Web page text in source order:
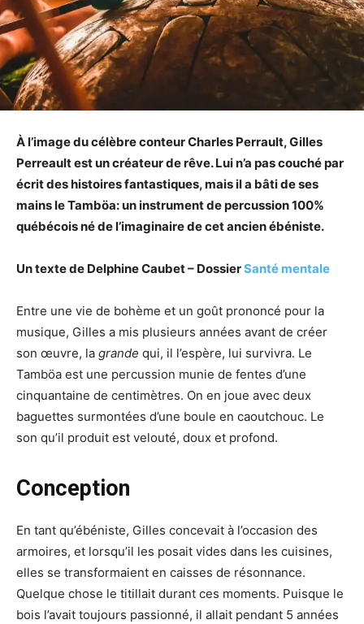
À l’image du célèbre conteur Charles Perrault, Gilles
Perreault est un créateur de rêve. Lui n’a pas couché par
écrit des histoires fantastiques, mais il a bâti de ses
mains le Tamböa: un instrument de percussion 100%
québécois né de l’imaginaire de cet ancien ébéniste.
Un texte de Delphine Caubet – DossierSanté mentale
Entre une vie de bohème et un goût prononcé pour la
musique, Gilles a mis plusieurs années avant de créer
son œuvre, la grande qui, il l’espère, lui survivra. Le
Tamböa est une percussion munie de fentes d’une
cinquantaine de centimètres. On en joue avec deux
baguettes surmontées d’une boule en caoutchouc. Le
son qu’il produit est velouté, doux et profond.
Conception
En tant qu’ébéniste, Gilles concevait à l’occasion des
armoires, et lorsqu’il les posait vides dans les cuisines,
elles se transformaient en caisses de résonnance.
Quelque chose le titillait durant ces moments. Puisque le
bois l’avait toujours passionné, il allait pendant 5 années